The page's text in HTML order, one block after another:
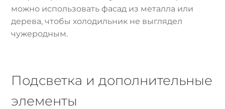
можно использовать фасад из металла или
дерева, чтобы холодильник не выглядел
чужеродным.
Подсветка и дополнительные
элементы